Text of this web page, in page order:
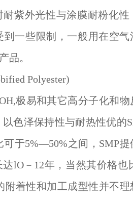
紫外光性与涂膜耐粉化性
到一些限制，一般用在空气
品。
Polyester)
极易和其它高分子化和
色泽保持性与耐热性优的
于5%—50%之间，SMP提
lO－12年，当然其价格也
附着性和加工成型性并不理